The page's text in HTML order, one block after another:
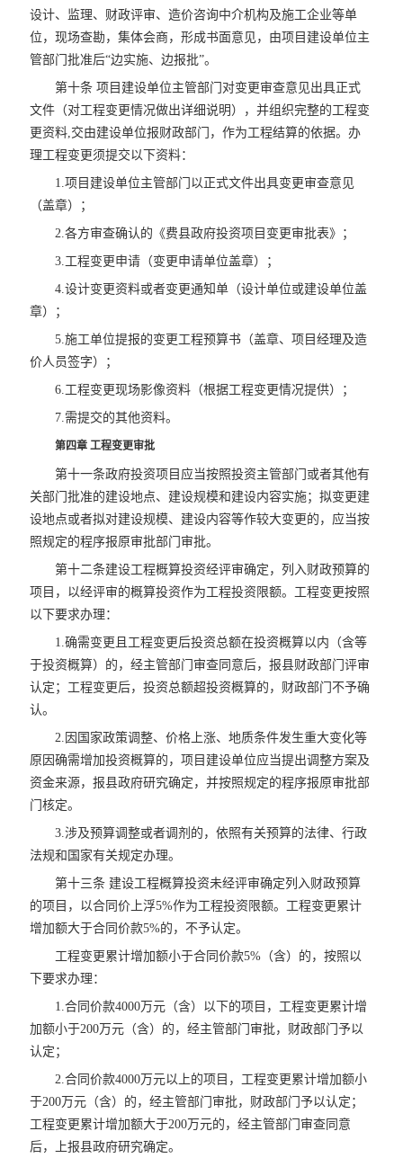
设计、监理、财政评审、造价咨询中介机构及施工企业等单
位，现场查勘，集体会商，形成书面意见，由项目建设单位主
管部门批准后“边实施、边报批”。
第十条 项目建设单位主管部门对变更审查意见出具正式
文件（对工程变更情况做出详细说明），并组织完整的工程变
更资料,交由建设单位报财政部门，作为工程结算的依据。办
理工程变更须提交以下资料：
1.项目建设单位主管部门以正式文件出具变更审查意见
（盖章）；
2.各方审查确认的《费县政府投资项目变更审批表》；
3.工程变更申请（变更申请单位盖章）；
4.设计变更资料或者变更通知单（设计单位或建设单位盖
章）；
5.施工单位提报的变更工程预算书（盖章、项目经理及造
价人员签字）；
6.工程变更现场影像资料（根据工程变更情况提供）；
7.需提交的其他资料。
第四章 工程变更审批
第十一条政府投资项目应当按照投资主管部门或者其他有
关部门批准的建设地点、建设规模和建设内容实施；拟变更建
设地点或者拟对建设规模、建设内容等作较大变更的，应当按
照规定的程序报原审批部门审批。
第十二条建设工程概算投资经评审确定，列入财政预算的
项目，以经评审的概算投资作为工程投资限额。工程变更按照
以下要求办理：
1.确需变更且工程变更后投资总额在投资概算以内（含等
于投资概算）的，经主管部门审查同意后，报县财政部门评审
认定；工程变更后，投资总额超投资概算的，财政部门不予确
认。
2.因国家政策调整、价格上涨、地质条件发生重大变化等
原因确需增加投资概算的，项目建设单位应当提出调整方案及
资金来源，报县政府研究确定，并按照规定的程序报原审批部
门核定。
3.涉及预算调整或者调剂的，依照有关预算的法律、行政
法规和国家有关规定办理。
第十三条 建设工程概算投资未经评审确定列入财政预算
的项目，以合同价上浮5%作为工程投资限额。工程变更累计
增加额大于合同价款5%的，不予认定。
工程变更累计增加额小于合同价款5%（含）的，按照以
下要求办理：
1.合同价款4000万元（含）以下的项目，工程变更累计增
加额小于200万元（含）的，经主管部门审批，财政部门予以
认定；
2.合同价款4000万元以上的项目，工程变更累计增加额小
于200万元（含）的，经主管部门审批，财政部门予以认定；
工程变更累计增加额大于200万元的，经主管部门审查同意
后，上报县政府研究确定。